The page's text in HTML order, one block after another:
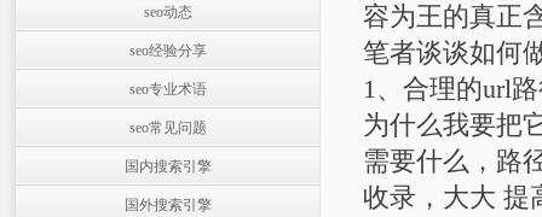
seo动态
seo经验分享
seo专业术语
seo常见问题
国内搜索引擎
国外搜索引擎
容为王的真正
笔者谈谈如何
1、合理的url
为什么我要把
需要什么，路
收录，大大 提